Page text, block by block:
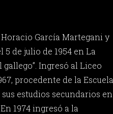
García Martegani y
5 de julio de 1954 en La
gallego”. Ingresó al Liceo
procedente de la Escuela
estudios secundarios en
1974 ingresó a la